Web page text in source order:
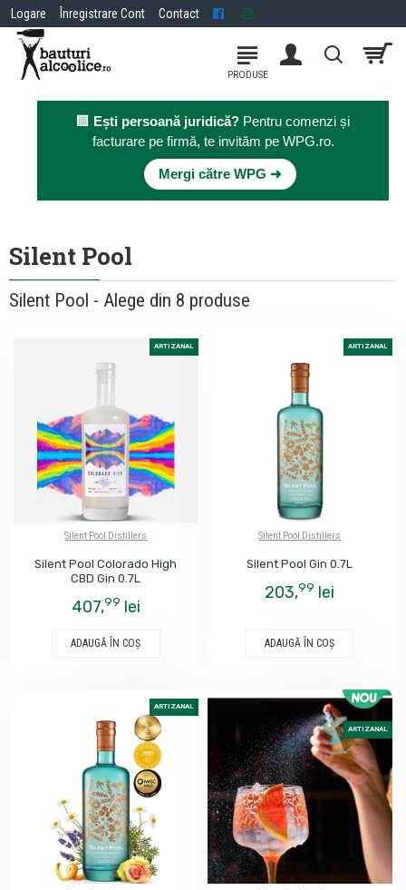
Logare Înregistrare Cont Contact
🏢 Ești persoană juridică? Pentru comenzi și
facturare pe firmă, te invităm pe WPG.ro.
Mergi către WPG ➜
Silent Pool
Silent Pool - Alege din 8 produse
ARTIZANAL
Silent Pool Distillers
Silent Pool Colorado High
CBD Gin 0.7L
407,99 lei
ADAUGĂ ÎN COŞ
ARTIZANAL
Silent Pool Distillers
Silent Pool Gin 0.7L
203,99 lei
ADAUGĂ ÎN COŞ
ARTIZANAL
ARTIZANAL